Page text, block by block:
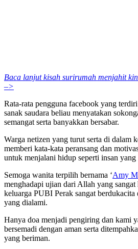
Baca lanjut kisah surirumah menjahit
–>
Rata-rata pengguna facebook yang
sanak saudara beliau menyatakan
semangat serta banyakkan bersabar.
Warga netizen yang turut serta di dalam
memberi kata-kata peransang dan
untuk menjalani hidup seperti insan yang
Semoga wanita terpilih bernama ‘Amy
menghadapi ujian dari Allah yang
keluarga PUBI Perak sangat berdukacita
yang dialami.
Hanya doa menjadi pengiring dan kami
bersemadi dengan aman serta
yang beriman.